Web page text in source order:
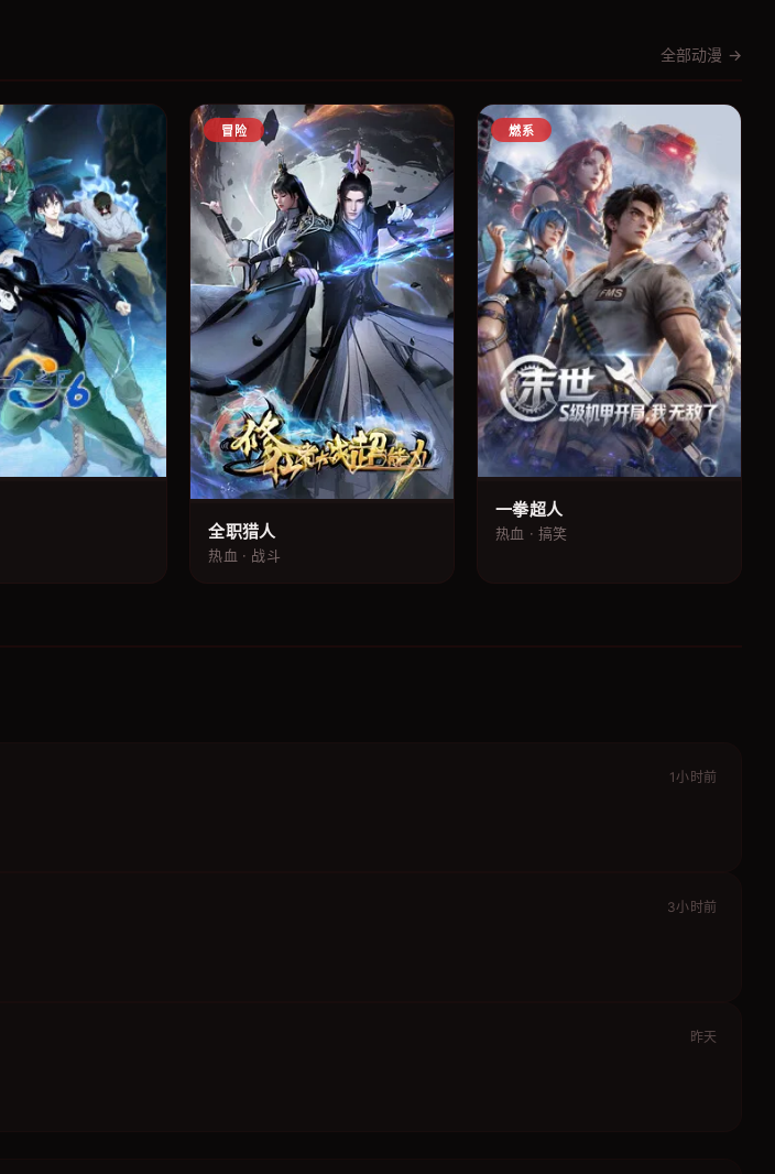
全部动漫 →
冒险
全职猎人
热血 · 战斗
燃系
一拳超人
热血 · 搞笑
1小时前
3小时前
昨天